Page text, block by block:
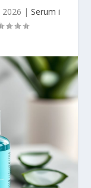
| Serum i